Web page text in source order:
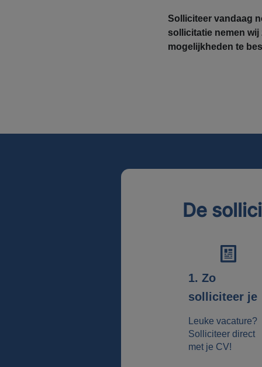
Solliciteer vandaag
sollicitatie nemen
mogelijkheden te
De
1. Zo
solliciteer je
Leuke vacature?
Solliciteer direct
met je CV!